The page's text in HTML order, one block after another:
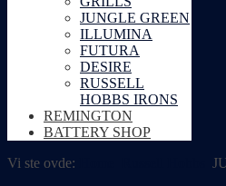
JUNGLE GREEN
ILLUMINA
FUTURA
DESIRE
RUSSELL
HOBBS IRONS
REMINGTON
BATTERY SHOP
Vi ste ovde: